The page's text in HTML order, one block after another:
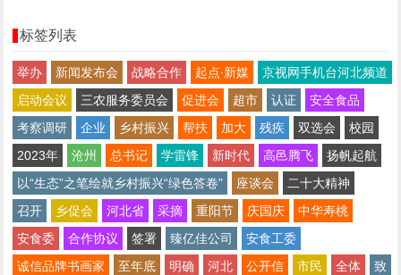
标签列表
举办 新闻发布会 战略合作 起点∙新媒
京视网手机台河北频道
启动会议
三农服务委员会 促进会 超市 认证
安全食品
考察调研
企业 乡村振兴 帮扶 加大 残疾 双选会
校园
2023年
沧州 总书记 学雷锋 新时代 高邑腾飞
扬帆起航
以“生态”之笔绘就乡村振兴“绿色答卷”
座谈会
二十大精神
召开
乡促会 河北省 采摘 重阳节 庆国庆
中华寿桃
安食委
合作协议 签署 臻亿佳公司
安食工委
诚信品牌书画家
至年底 明确 河北 公开信 市民 全体
致